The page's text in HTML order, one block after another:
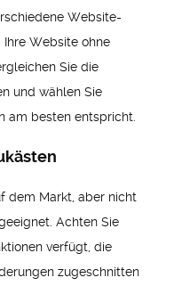
Website-
Ihre Website ohne
Sie die
und wählen Sie
am besten entspricht.
dem Markt, aber nicht
Achten Sie
verfügt, die
zugeschnitten